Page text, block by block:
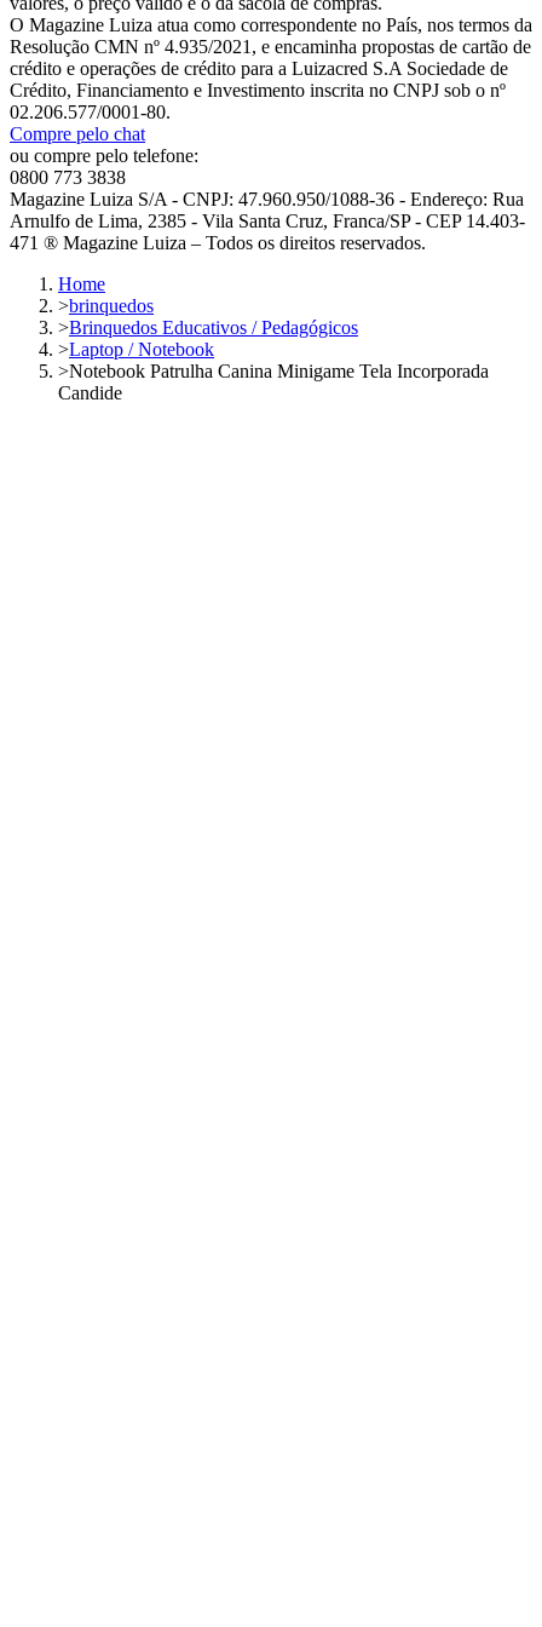
O Magazine Luiza atua como correspondente no País, nos termos da
Resolução CMN nº 4.935/2021, e encaminha propostas de cartão de
crédito e operações de crédito para a Luizacred S.A Sociedade de
Crédito, Financiamento e Investimento inscrita no CNPJ sob o nº
02.206.577/0001-80.
Compre pelo chat
ou compre pelo telefone:
0800 773 3838
Magazine Luiza S/A - CNPJ: 47.960.950/1088-36 - Endereço: Rua
Arnulfo de Lima, 2385 - Vila Santa Cruz, Franca/SP - CEP 14.403-
471 ® Magazine Luiza – Todos os direitos reservados.
Home
>brinquedos
>Brinquedos Educativos / Pedagógicos
>Laptop / Notebook
>Notebook Patrulha Canina Minigame Tela Incorporada
Candide